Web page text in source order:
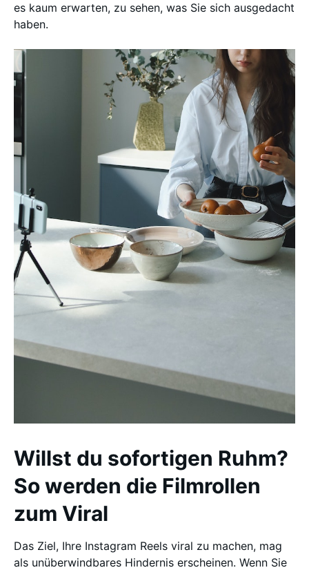
es kaum erwarten, zu sehen, was Sie sich ausgedacht
haben.
Willst du sofortigen Ruhm?
So werden die Filmrollen
zum Viral
Das Ziel, Ihre Instagram Reels viral zu machen, mag
als unüberwindbares Hindernis erscheinen. Wenn Sie